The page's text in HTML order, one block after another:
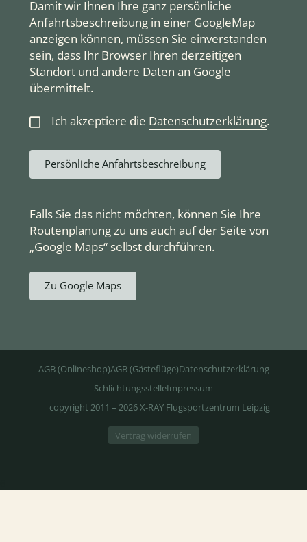
Damit wir Ihnen Ihre ganz persönliche
Anfahrtsbeschreibung in einer GoogleMap
anzeigen können, müssen Sie einverstanden
sein, dass Ihr Browser Ihren derzeitigen
Standort und andere Daten an Google
übermittelt.
Ich akzeptiere die Datenschutzerklärung.
Persönliche Anfahrtsbeschreibung
Falls Sie das nicht möchten, können Sie Ihre
Routenplanung zu uns auch auf der Seite von
„Google Maps“ selbst durchführen.
Zu Google Maps
AGB (Onlineshop)AGB (Gästeflüge)Datenschutzerklärung
SchlichtungsstelleImpressum
copyright 2011 – 2026 X-RAY Flugsportzentrum Leipzig
Vertrag widerrufen